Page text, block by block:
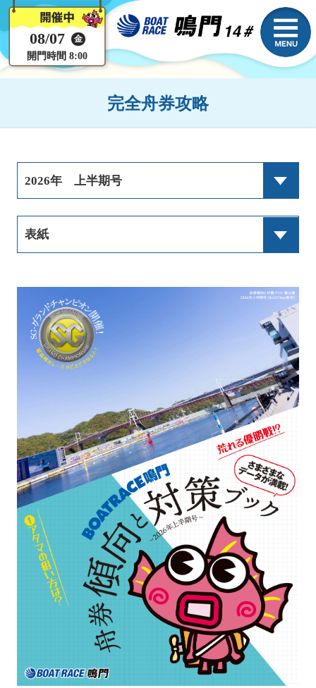
08/07 金
開門時間 8:00
完全舟券攻略
2026年 上半期号
表紙